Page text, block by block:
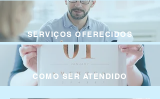
SERVIÇOS OFERECIDOS
COMO SER ATENDIDO